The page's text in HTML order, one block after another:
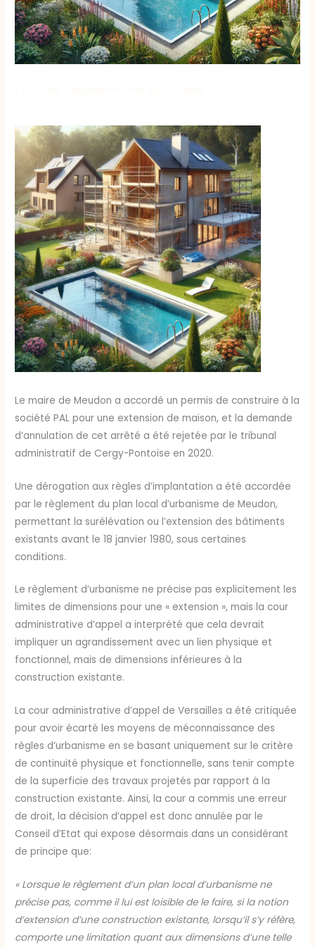
Le maire de Meudon a accordé un permis de construire à la
société PAL pour une extension de maison, et la demande
d’annulation de cet arrêté a été rejetée par le tribunal
administratif de Cergy-Pontoise en 2020.
Une dérogation aux règles d’implantation a été accordée
par le règlement du plan local d’urbanisme de Meudon,
permettant la surélévation ou l’extension des bâtiments
existants avant le 18 janvier 1980, sous certaines
conditions.
Le règlement d’urbanisme ne précise pas explicitement les
limites de dimensions pour une « extension », mais la cour
administrative d’appel a interprété que cela devrait
impliquer un agrandissement avec un lien physique et
fonctionnel, mais de dimensions inférieures à la
construction existante.
La cour administrative d’appel de Versailles a été critiquée
pour avoir écarté les moyens de méconnaissance des
règles d’urbanisme en se basant uniquement sur le critère
de continuité physique et fonctionnelle, sans tenir compte
de la superficie des travaux projetés par rapport à la
construction existante. Ainsi, la cour a commis une erreur
de droit, la décision d’appel est donc annulée par le
Conseil d’Etat qui expose désormais dans un considérant
de principe que:
« Lorsque le règlement d’un plan local d’urbanisme ne
précise pas, comme il lui est loisible de le faire, si la notion
d’extension d’une construction existante, lorsqu’il s’y réfère,
comporte une limitation quant aux dimensions d’une telle